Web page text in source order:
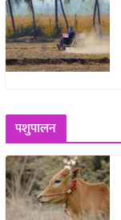
पशुपालन